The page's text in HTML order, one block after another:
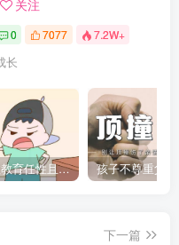
关注
0 7077 7.2W+
长
如何有效教育任性且脾气暴躁的孩子，父母必看的实用指南
下一篇